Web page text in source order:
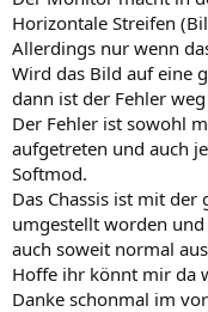
Horizontale Streifen
Allerdings nur wenn
Wird das Bild auf eine
dann ist der Fehler
Der Fehler ist sowohl
aufgetreten und auch
Softmod.
Das Chassis ist mit
umgestellt worden
auch soweit normal
Hoffe ihr könnt mir da
Danke schonmal im